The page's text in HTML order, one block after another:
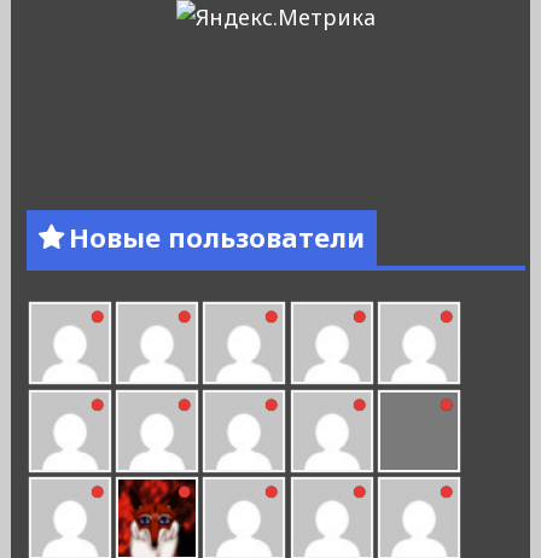
Новые пользователи